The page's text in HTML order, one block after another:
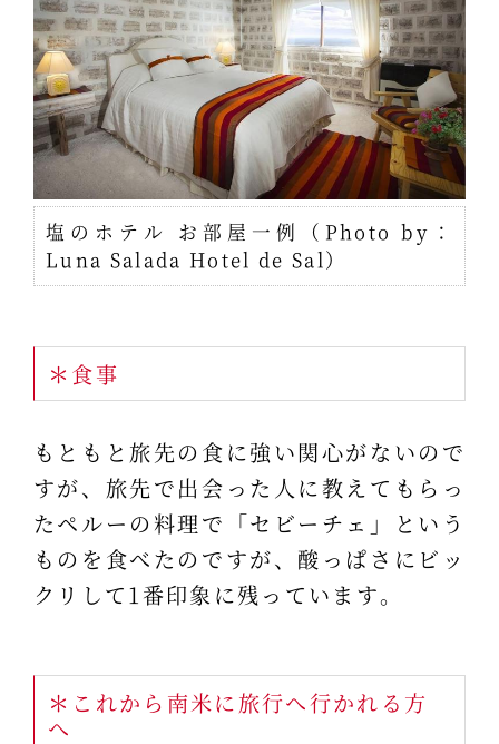
塩のホテル お部屋一例（Photo by：
Luna Salada Hotel de Sal）
＊食事
もともと旅先の食に強い関心がないので
すが、旅先で出会った人に教えてもらっ
たペルーの料理で「セビーチェ」という
ものを食べたのですが、酸っぱさにビッ
クリして1番印象に残っています。
＊これから南米に旅行へ行かれる方
へ